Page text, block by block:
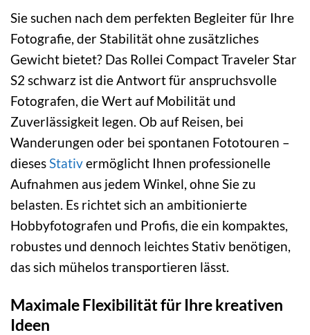
Sie suchen nach dem perfekten Begleiter für Ihre
Fotografie, der Stabilität ohne zusätzliches
Gewicht bietet? Das Rollei Compact Traveler Star
S2 schwarz ist die Antwort für anspruchsvolle
Fotografen, die Wert auf Mobilität und
Zuverlässigkeit legen. Ob auf Reisen, bei
Wanderungen oder bei spontanen Fototouren –
diesesStativermöglicht Ihnen professionelle
Aufnahmen aus jedem Winkel, ohne Sie zu
belasten. Es richtet sich an ambitionierte
Hobbyfotografen und Profis, die ein kompaktes,
robustes und dennoch leichtes Stativ benötigen,
das sich mühelos transportieren lässt.
Maximale Flexibilität für Ihre kreativen
Ideen